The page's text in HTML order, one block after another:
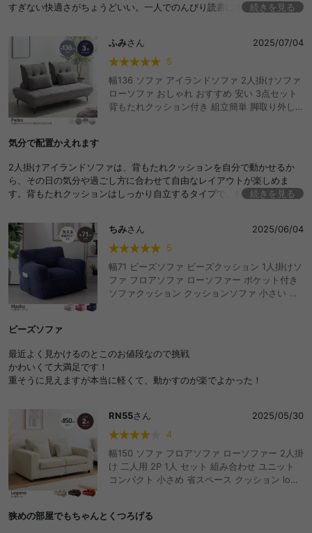
すぎない快適さがちょうどいい。一人でのんびり読書にも、ふたりで映
続きを見る
ふみさん
2025/07/04
5
幅136 ソファ アイランドソファ 2人掛けソファ
ローソファ おしゃれ おすすめ 安い 3点セット
背もたれクッション付き 組立簡単 脚取り外し
気分で配置かえれます
2人掛けアイランドソファは、背もたれクッションを自分で動かせるか
ら、その日の気分や過ごし方に合わせて自由なレイアウトが楽しめま
す。背もたれクッションはしっかり自立するタイプで、好きな位置に置
続きを見る
ちみさん
2025/06/04
5
幅71 ビーズソファ ビーズクッション 1人掛けソ
ファ フロアソファ ローソファー ポケット付き
ソファクッション クッションソファ 小さい 小
ビーズソファ
最近よく見かけるのとこのお値段なので挑戦
かわいくて大満足です！
重そうに見えますが本当に軽くて、動かすのが楽でよかった！
RN55さん
2025/05/30
4
幅150 ソファ フロアソファ ローソファー 2人掛
け 二人用 2P 1人 セット 組み合わせ ユニット
コンパクト 小さめ 省スペース クッション low
人暮らし 上質 高級感 高見え ゆったり sofa お
狭めの部屋でもちゃんとくつろげる